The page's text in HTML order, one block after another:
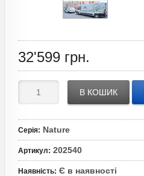
32'599грн.
В КОШИК
Серія: Nature
Артикул: 202540
Наявність: Є в наявності